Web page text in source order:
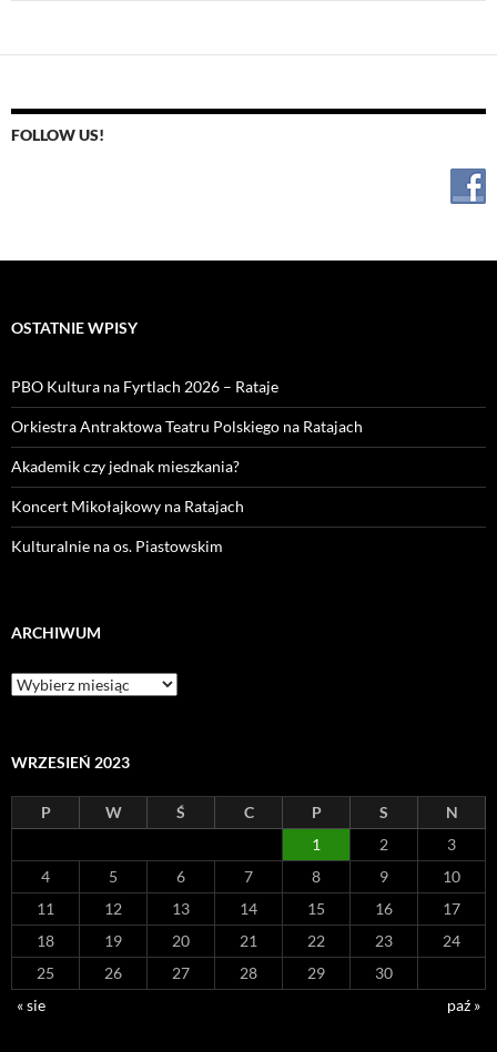
FOLLOW US!
OSTATNIE WPISY
PBO Kultura na Fyrtlach 2026 – Rataje
Orkiestra Antraktowa Teatru Polskiego na Ratajach
Akademik czy jednak mieszkania?
Koncert Mikołajkowy na Ratajach
Kulturalnie na os. Piastowskim
ARCHIWUM
Archiwum
WRZESIEŃ 2023
P W Ś C P S
N
1
2
3
4
5 6 7 8 9
10
11
12 13 14 15 16
17
18
19 20 21 22 23
24
25
26 27 28 29
30
« sie
paź »